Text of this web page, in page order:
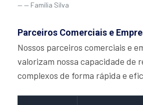
— Família Silva
Parceiros Comerciais e
Nossos parceiros comerciais e
valorizam nossa capacidade de
complexos de forma rápida e